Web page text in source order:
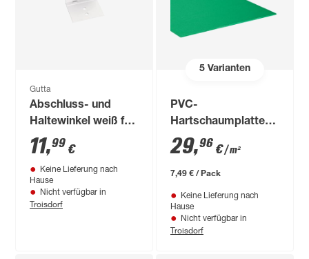
Gutta
Abschluss- und
Haltewinkel weiß für
16 mm Profile, 2
Stück
11,99 €
Keine Lieferung nach
Hause
Nicht verfügbar in
Troisdorf
5Varianten
PVC-
Hartschaumplatte
'Creativ' 50 x 50 cm
29,96 €/ m²
7,49 € / Pack
Keine Lieferung nach
Hause
Nicht verfügbar in
Troisdorf